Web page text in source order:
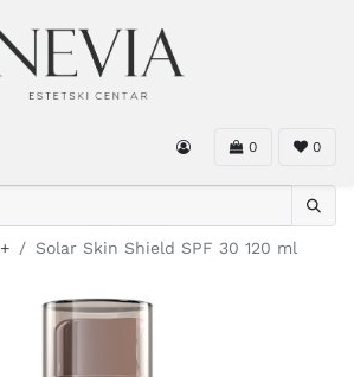
0 0
Solar Skin Shield SPF 30 120 ml